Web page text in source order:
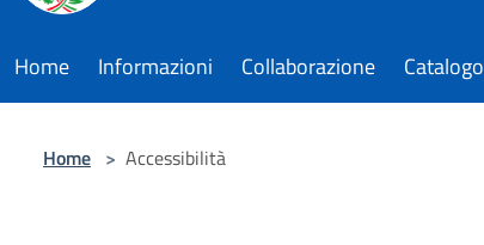
Home Informazioni Collaborazione Catalogo
Home > Accessibilità